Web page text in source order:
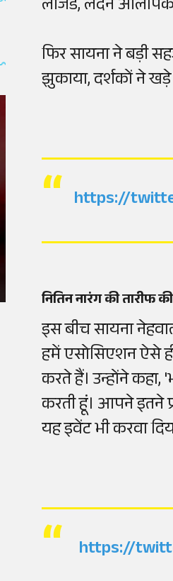
लीजेंड, लंदन ओलंपिक
फिर सायना ने बड़ी
झुकाया, दर्शकों ने खड़े
https://
नितिन नारंग की तारीफ की
इस बीच सायना
हमें एसोसिएशन ऐसे
करते हैं। उन्होंने
करती हूं। आपने इतने
यह इवेंट भी करवा
https://